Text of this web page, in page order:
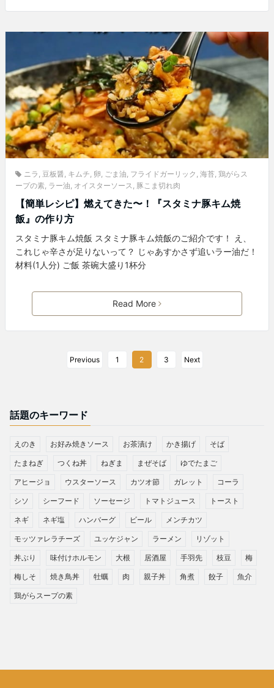
ニラ , 豆板醤, キムチ, 卵, ごま油, フライドガーリック , 海苔, 鶏がらス
ープの素, ラー油, オイスターソース, 豚こま切れ肉
【簡単レシピ】燃えてきた〜！『スタミナ豚キム焼
飯』の作り方
スタミナ豚キム焼飯 スタミナ豚キム焼飯のご紹介です！ え、
これじゃ辛さが足りないって？ じゃあすかさず追いラー油だ！
材料(1人分) ご飯 茶碗大盛り1杯分
Read More
Previous 1 2 3 Next
話題のキーワード
えのき お好み焼きソース お茶漬け かき揚げ そば
たまねぎ つくね丼 ねぎま まぜそば ゆでたまご
アヒージョ ウスターソース カツオ節 ガレット コーラ
シソ シーフード ソーセージ トマトジュース トースト
ネギ ネギ塩 ハンバーグ ビール メンチカツ
モッツァレラチーズ ユッケジャン ラーメン リゾット
丼ぶり 味付けホルモン 大根 居酒屋 手羽先 枝豆 梅
梅しそ 焼き鳥丼 牡蠣 肉 親子丼 角煮 餃子 魚介
鶏がらスープの素